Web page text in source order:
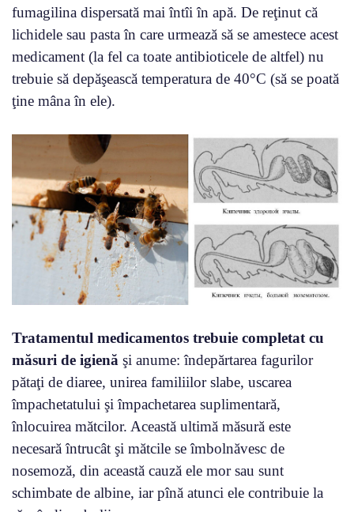
fumagilina dispersată mai întîi în apă. De reţinut că
lichidele sau pasta în care urmează să se amestece acest
medicament (la fel ca toate antibioticele de altfel) nu
trebuie să depăşească temperatura de 40°C (să se poată
ţine mâna în ele).
Tratamentul medicamentos trebuie completat cu
măsuri de igienă şi anume: îndepărtarea fagurilor
pătaţi de diaree, unirea familiilor slabe, uscarea
împachetatului şi împachetarea suplimentară,
înlocuirea mătcilor. Această ultimă măsură este
necesară întrucât şi mătcile se îmbolnăvesc de
nosemoză, din această cauză ele mor sau sunt
schimbate de albine, iar pînă atunci ele contribuie la